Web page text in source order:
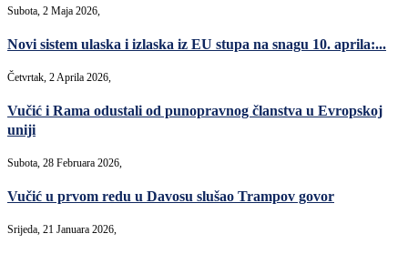
Subota, 2 Maja 2026,
Novi sistem ulaska i izlaska iz EU stupa na snagu 10. aprila:...
Četvrtak, 2 Aprila 2026,
Vučić i Rama odustali od punopravnog članstva u Evropskoj
uniji
Subota, 28 Februara 2026,
Vučić u prvom redu u Davosu slušao Trampov govor
Srijeda, 21 Januara 2026,